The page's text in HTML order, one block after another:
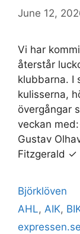
June 12,
Vi har
återstår
klubbarna. I
kulisserna,
övergångar
veckan
Gustav
Fitzgerald
Categories
Björklöven
Tags
AHL, AIK,
expressen.se